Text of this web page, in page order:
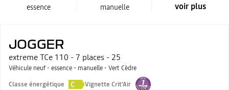
essence manuelle voir plus
JOGGER
extreme TCe 110 - 7 places - 25
Véhicule neuf - essence - manuelle - Vert Cèdre
Classe énergétique
C Vignette Crit'Air